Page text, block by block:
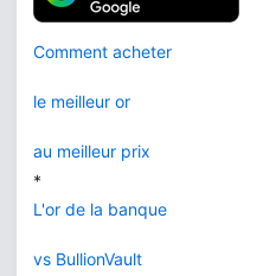
Comment acheter
le meilleur or
au meilleur prix
*
L'or de la banque
vs BullionVault